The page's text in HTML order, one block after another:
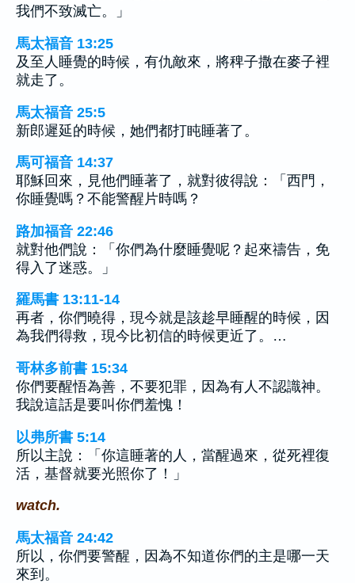
我們不致滅亡。」
馬太福音 13:25
及至人睡覺的時候，有仇敵來，將稗子撒在麥子裡
就走了。
馬太福音 25:5
新郎遲延的時候，她們都打盹睡著了。
馬可福音 14:37
耶穌回來，見他們睡著了，就對彼得說：「西門，
你睡覺嗎？不能警醒片時嗎？
路加福音 22:46
就對他們說：「你們為什麼睡覺呢？起來禱告，免
得入了迷惑。」
羅馬書 13:11-14
再者，你們曉得，現今就是該趁早睡醒的時候，因
為我們得救，現今比初信的時候更近了。…
哥林多前書 15:34
你們要醒悟為善，不要犯罪，因為有人不認識神。
我說這話是要叫你們羞愧！
以弗所書 5:14
所以主說：「你這睡著的人，當醒過來，從死裡復
活，基督就要光照你了！」
watch.
馬太福音 24:42
所以，你們要警醒，因為不知道你們的主是哪一天
來到。